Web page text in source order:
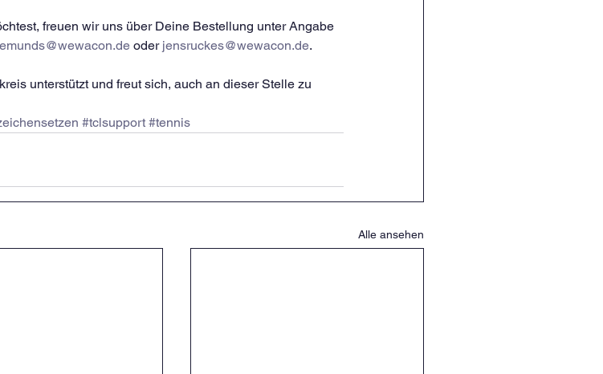
freuen wir uns über Deine Bestellung unter Angabe
oder jensruckes@wewacon.de.
unterstützt und freut sich, auch an dieser Stelle zu
#tclsupport #tennis
Alle ansehen